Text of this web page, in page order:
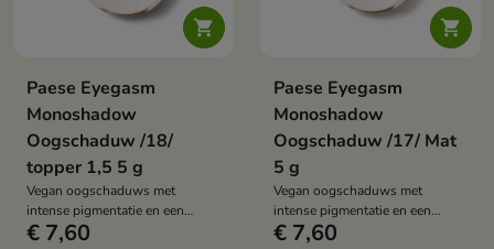

Paese Eyegasm
Monoshadow
Oogschaduw /18/
topper 1,5 5 g
Vegan oogschaduws met
intense pigmentatie en een
langdurige, niet-afbrokkelende
€ 7,60

Paese Eyegasm
Monoshadow
Oogschaduw /17/ Mat
5 g
Vegan oogschaduws met
intense pigmentatie en een
langdurige, niet-afbrokkelende
€ 7,60